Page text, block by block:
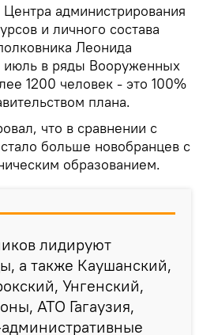
администрирования
и личного состава
Леонида
июль в ряды Вооруженных
1200 человек - это 100%
плана.
что в сравнении с
больше новобранцев с
образованием.
лидируют
а также Каушанский,
Унгенский,
АТО Гагаузия,